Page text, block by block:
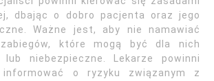
dbając o dobro pacjenta oraz jego
Ważne jest, aby nie namawiać
które mogą być dla nich
lub niebezpieczne. Lekarze powinni
o ryzyku związanym z